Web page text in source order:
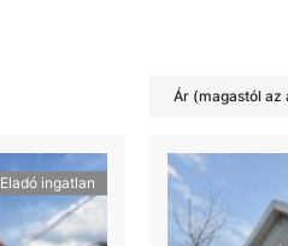
Ár (magastól az
Eladó ingatlan